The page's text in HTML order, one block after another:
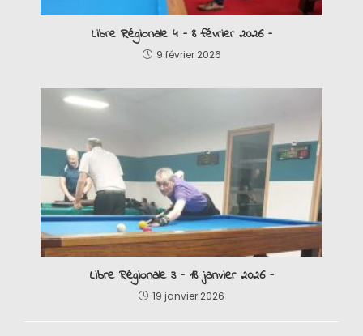
Libre Régionale 4 – 8 février 2026 –
9 février 2026
Libre Régionale 3 – 18 janvier 2026 –
19 janvier 2026